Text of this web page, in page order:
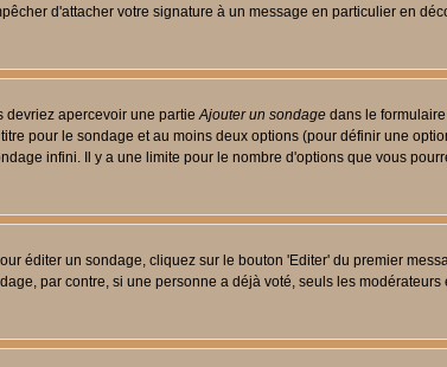
d'attacher votre signature à un message en particulier en
devriez apercevoir une partieAjouter un sondage dans le
pour le sondage et au moins deux options (pour définir une
infini. Il y a une limite pour le nombre d'options que vous
éditer un sondage, cliquez sur le bouton 'Editer' du premier
par contre, si une personne a déjà voté, seuls les modérateurs